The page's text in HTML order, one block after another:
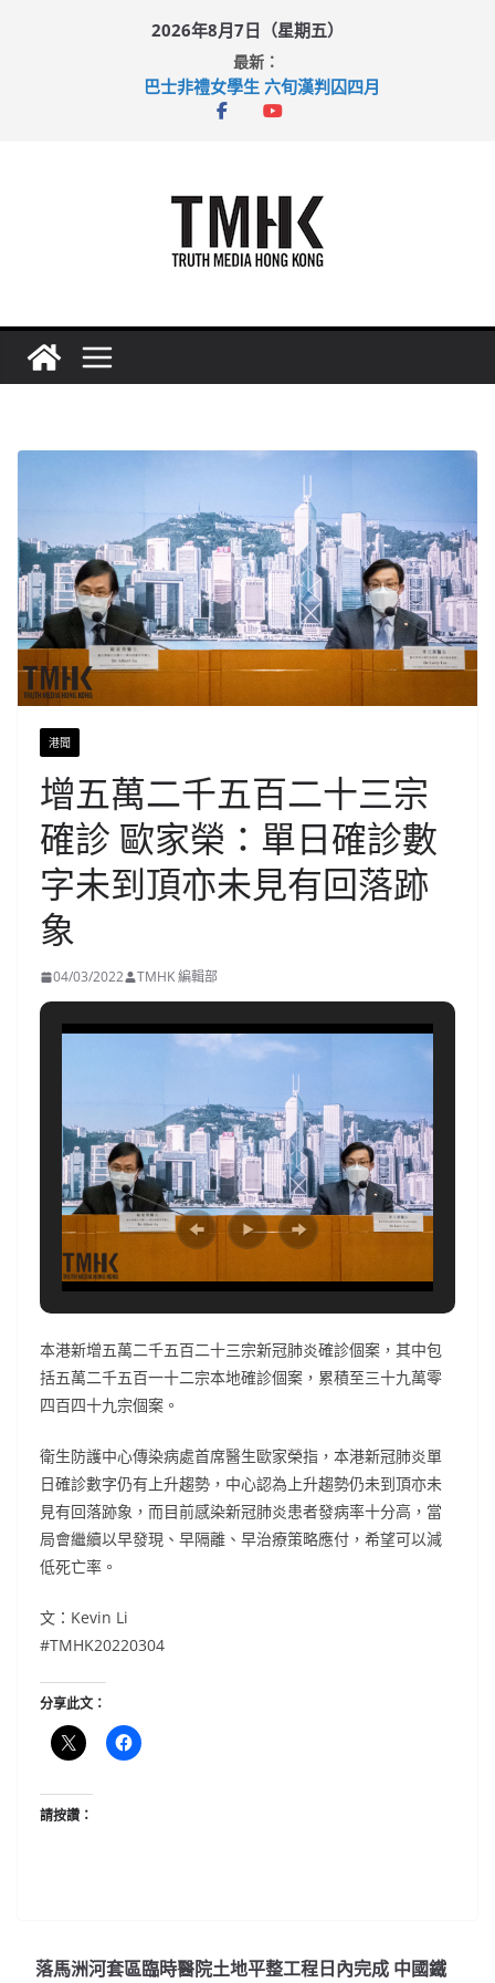
2026年8月7日（星期五）
最新：
巴士非禮女學生 六旬漢判囚四月
涉造假公屋富戶申報表 倉管員准保釋候訊
港聞
增五萬二千五百二十三宗
確診 歐家榮：單日確診數
字未到頂亦未見有回落跡
象
04/03/2022 TMHK 編輯部
本港新增五萬二千五百二十三宗新冠肺炎確診個案，其中包
括五萬二千五百一十二宗本地確診個案，累積至三十九萬零
四百四十九宗個案。
衛生防護中心傳染病處首席醫生歐家榮指，本港新冠肺炎單
日確診數字仍有上升趨勢，中心認為上升趨勢仍未到頂亦未
見有回落跡象，而目前感染新冠肺炎患者發病率十分高，當
局會繼續以早發現、早隔離、早治療策略應付，希望可以減
低死亡率。
文：Kevin Li
#TMHK20220304
分享此文：
請按讚：
落馬洲河套區臨時醫院土地平整工程日內完成 中國鐵